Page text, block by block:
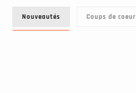
Nouveautés Coups de coeur